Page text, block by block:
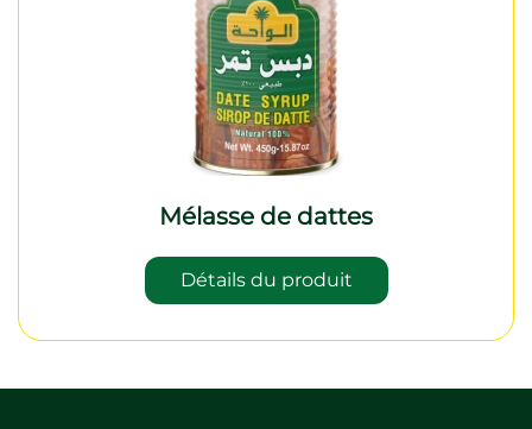
Mélasse de dattes
Détails du produit